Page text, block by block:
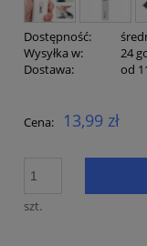
Dostępność:
Wysyłka w:
24
Dostawa:
od
Cena nie zawiera
Cena: 13,99 zł
szt.